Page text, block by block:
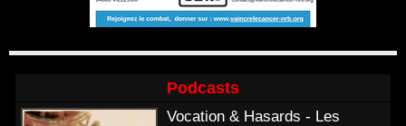
Podcasts
Vocation & Hasards - Les